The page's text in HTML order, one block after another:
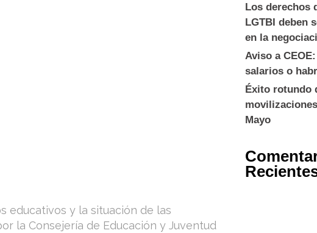
educativos y la situación de las
la Consejería de Educación y Juventud
Los derechos
LGTBI deben
en la
Aviso a
salarios o
Éxito rotundo
Mayo